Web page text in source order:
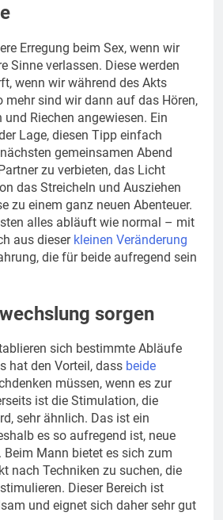
Erregung beim Sex, wenn wir
Sinne verlassen. Diese werden
wenn wir während des Akts
mehr sind wir dann auf das Hören,
und Riechen angewiesen. Ein
Lage, diesen Tipp einfach
gemeinsamen Abend
zu verbieten, das Licht
das Streicheln und Ausziehen
zu einem ganz neuen Abenteuer.
alles abläuft wie normal – mit
aus dieser kleinen Veränderung
die für beide aufregend sein
sorgen
sich bestimmte Abläufe
hat den Vorteil, dass beide
müssen, wenn es zur
ist die Stimulation, die
sehr ähnlich. Das ist ein
es so aufregend ist, neue
Beim Mann bietet es sich zum
nach Techniken zu suchen, die
stimulieren. Dieser Bereich ist
und eignet sich daher sehr gut